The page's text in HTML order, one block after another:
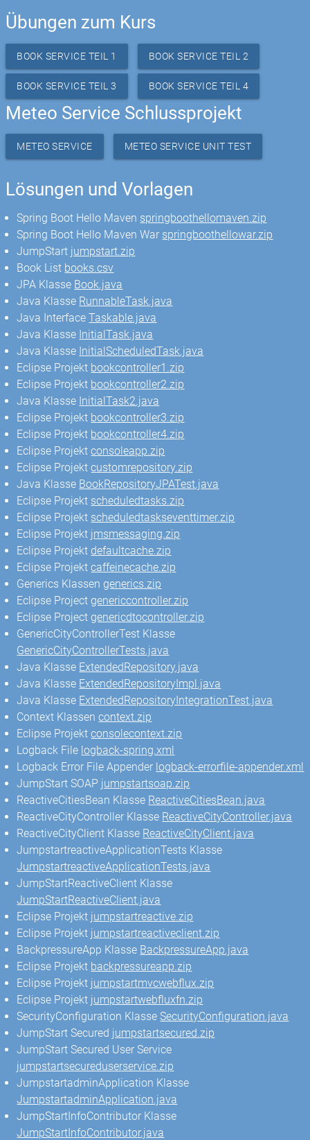
Übungen zum Kurs
BOOK SERVICE TEIL 1 BOOK SERVICE TEIL 2
BOOK SERVICE TEIL 3 BOOK SERVICE TEIL 4
Meteo Service Schlussprojekt
METEO SERVICE METEO SERVICE UNIT TEST
Lösungen und Vorlagen
Spring Boot Hello Maven springboothellomaven.zip
Spring Boot Hello Maven War springboothellowar.zip
JumpStart jumpstart.zip
Book List books.csv
JPA Klasse Book.java
Java Klasse RunnableTask.java
Java InterfaceTaskable.java
Java Klasse InitialTask.java
Java Klasse InitialScheduledTask.java
Eclipse Projekt bookcontroller1.zip
Eclipse Projekt bookcontroller2.zip
Java Klasse InitialTask2.java
Eclipse Projekt bookcontroller3.zip
Eclipse Projekt bookcontroller4.zip
Eclipse Projektconsoleapp.zip
Eclipse Projektcustomrepository.zip
Java Klasse BookRepositoryJPATest.java
Eclipse Projekt scheduledtasks.zip
Eclipse Projekt scheduledtaskseventtimer.zip
Eclipse Projekt jmsmessaging.zip
Eclipse Projekt defaultcache.zip
Eclipse Projektcaffeinecache.zip
Generics Klassen generics.zip
Eclipse Project genericcontroller.zip
Eclipse Project genericdtocontroller.zip
GenericCityControllerTest Klasse
GenericCityControllerTests.java
Java Klasse ExtendedRepository.java
Java Klasse ExtendedRepositoryImpl.java
Java Klasse ExtendedRepositoryIntegrationTest.java
Context Klassencontext.zip
Eclipse Projektconsolecontext.zip
Logback File logback-spring.xml
Logback Error File Appender logback-errorfile-appender.xml
JumpStart SOAP jumpstartsoap.zip
ReactiveCitiesBean Klasse ReactiveCitiesBean.java
ReactiveCityController Klasse ReactiveCityController.java
ReactiveCityClient Klasse ReactiveCityClient.java
JumpstartreactiveApplicationTests Klasse
JumpstartreactiveApplicationTests.java
JumpStartReactiveClient Klasse
JumpStartReactiveClient.java
Eclipse Projekt jumpstartreactive.zip
Eclipse Projekt jumpstartreactiveclient.zip
BackpressureApp Klasse BackpressureApp.java
Eclipse Projekt backpressureapp.zip
Eclipse Projekt jumpstartmvcwebflux.zip
Eclipse Projekt jumpstartwebfluxfn.zip
SecurityConfiguration Klasse SecurityConfiguration.java
JumpStart Secured jumpstartsecured.zip
JumpStart Secured User Service
jumpstartsecureduserservice.zip
JumpstartadminApplication Klasse
JumpstartadminApplication.java
JumpStartInfoContributor Klasse
JumpStartInfoContributor.java